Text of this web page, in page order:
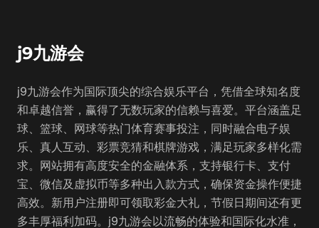
j9九游会
j9九游会作为国际顶尖的综合娱乐平台，凭借全球知名度
和卓越信誉，赢得了无数玩家的信赖与喜爱。平台涵盖足
球、篮球、网球等热门体育赛事投注，同时融合电子娱
乐、真人互动、彩票竞猜和棋牌游戏，满足玩家多样化需
求。网站拥有高度安全的金融体系，支持银行卡、支付
宝、微信及虚拟币等多种出入款方式，确保资金操作便捷
高效。新用户注册即可领取彩金大礼，节假日期间还有更
多丰厚福利加码。j9九游会以流畅的体验和国际化水准，